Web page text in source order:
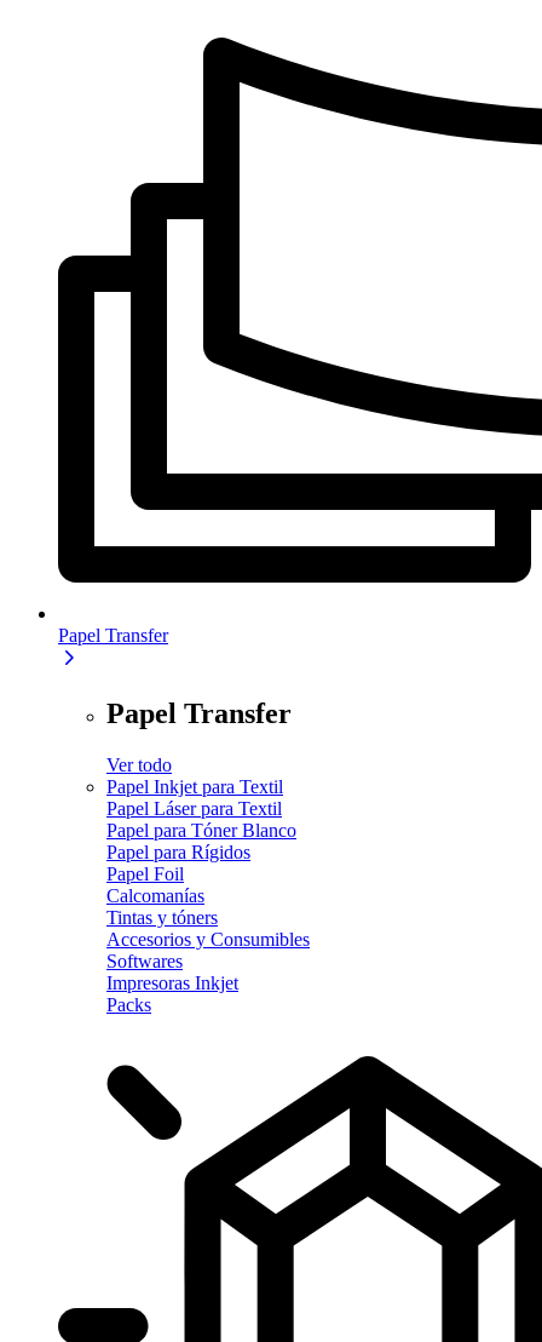
Papel Transfer
Papel Transfer
Ver todo
Papel Inkjet para Textil
Papel Láser para Textil
Papel para Tóner Blanco
Papel para Rígidos
Papel Foil
Calcomanías
Tintas y tóners
Accesorios y Consumibles
Softwares
Impresoras Inkjet
Packs